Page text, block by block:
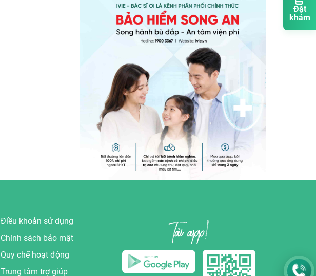
Đặt
khám
Điều khoản sử dụng
Chính sách bảo mật
Quy chế hoạt động
Trung tâm trợ giúp